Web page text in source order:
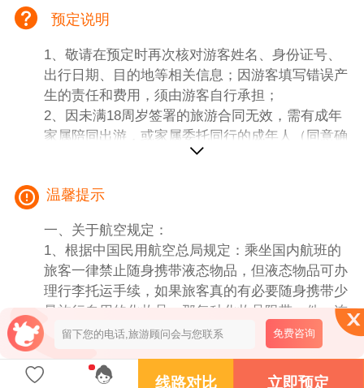
需升级费用另询，请在报名时告知）。
讲解（接送站、中转不安排导游陪同）。
5、门票：含九寨沟、黄龙首道大门票。
6、用餐：4早3正（正餐餐标30元/人/餐，十人一
桌，八菜一汤，不足十人一桌菜量种类相应减少，
敬请谅解）。
车、车位、半餐、导服费，不含门票和床位，产生
费用请自理。
二、【团费不包含内容】
1、保险：旅游人身意外伤害险（建议增保）；航
空险（建议增保）。
2、团费不含景区内必消景交：九寨沟观光车90元/
人+保险10元/人，黄龙上行索道80元/人+保险10
元/人，以上费用合计190元/人根据当地行程当地
现付导游。
预定说明
1、敬请在预定时再次核对游客姓名、身份证号、
出行日期、目的地等相关信息；因游客填写错误产
生的责任和费用，须由游客自行承担；
2、因未满18周岁签署的旅游合同无效，需有成年
家属陪同出游，或家属委托同行的成年人（同意确
名。
温馨提示
一、关于航空规定：
1、根据中国民用航空总局规定：乘坐国内航班的
旅客一律禁止随身携带液态物品，但液态物品可办
理行李托运手续，如果旅客真的有必要随身携带少
量旅行自用的化妆品，那每种化妆品限带一件，连
容器容积不得超过100毫升，并应置于独立袋内，
接受开瓶检查；同时禁止旅客随身携带打火机、火
柴乘坐民航飞机。
线路对比 立即预定
免费咨询